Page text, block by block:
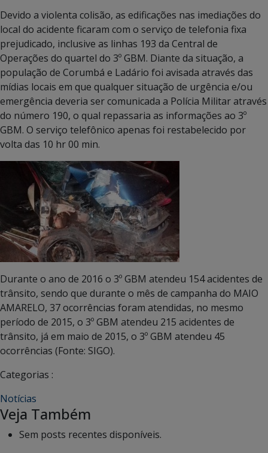
Devido a violenta colisão, as edificações nas imediações do
local do acidente ficaram com o serviço de telefonia fixa
prejudicado, inclusive as linhas 193 da Central de
Operações do quartel do 3º GBM. Diante da situação, a
população de Corumbá e Ladário foi avisada através das
mídias locais em que qualquer situação de urgência e/ou
emergência deveria ser comunicada a Polícia Militar através
do número 190, o qual repassaria as informações ao 3º
GBM. O serviço telefônico apenas foi restabelecido por
volta das 10 hr 00 min.
Durante o ano de 2016 o 3º GBM atendeu 154 acidentes de
trânsito, sendo que durante o mês de campanha do MAIO
AMARELO, 37 ocorrências foram atendidas, no mesmo
período de 2015, o 3º GBM atendeu 215 acidentes de
trânsito, já em maio de 2015, o 3º GBM atendeu 45
ocorrências (Fonte: SIGO).
Categorias :
Notícias
Veja Também
Sem posts recentes disponíveis.